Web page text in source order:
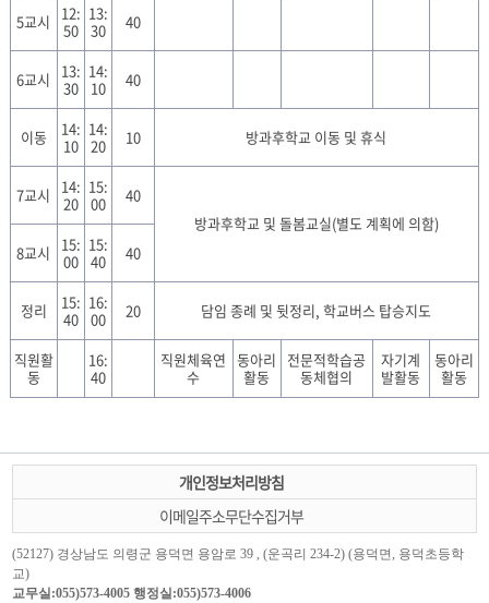
5교시
12:
50
13:
30
40
6교시
13:
30
14:
10
40
이동
14:
10
14:
20
10 방과후학교 이동 및 휴식
7교시
14:
20
15:
00
40
방과후학교 및 돌봄교실(별도 계획에 의함)
8교시
15:
00
15:
40
40
정리
15:
40
16:
00
20 담임 종례 및 뒷정리, 학교버스 탑승지도
직원활
동
16:
40
직원체육연
수
동아리
활동
전문적학습공
동체협의
자기계
발활동
동아리
활동
개인정보처리방침
이메일주소무단수집거부
(52127) 경상남도 의령군 용덕면 용암로 39 , (운곡리 234-2) (용덕면, 용덕초등학
교)
교무실:055)573-4005 행정실:055)573-4006